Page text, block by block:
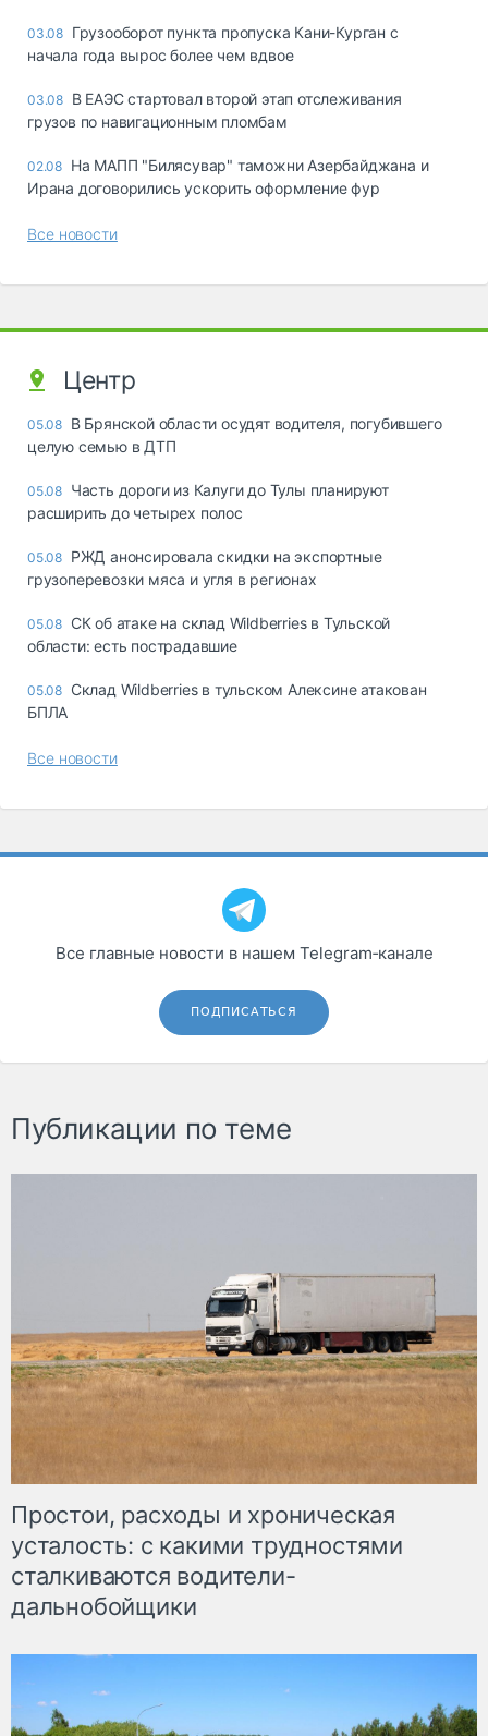
03.08 Грузооборот пункта пропуска Кани-Курган с
начала года вырос более чем вдвое
03.08 В ЕАЭС стартовал второй этап отслеживания
грузов по навигационным пломбам
02.08 На МАПП "Билясувар" таможни Азербайджана и
Ирана договорились ускорить оформление фур
Все новости
Центр
05.08 В Брянской области осудят водителя, погубившего
целую семью в ДТП
05.08 Часть дороги из Калуги до Тулы планируют
расширить до четырех полос
05.08 РЖД анонсировала скидки на экспортные
грузоперевозки мяса и угля в регионах
05.08 СК об атаке на склад Wildberries в Тульской
области: есть пострадавшие
05.08 Склад Wildberries в тульском Алексине атакован
БПЛА
Все новости
Все главные новости в нашем Telegram‑канале
ПОДПИСАТЬСЯ
Публикации по теме
Простои, расходы и хроническая
усталость: с какими трудностями
сталкиваются водители-
дальнобойщики